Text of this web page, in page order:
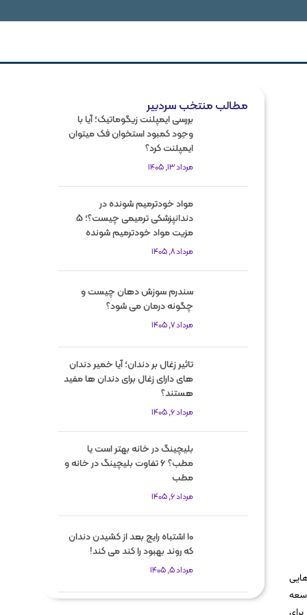
مطالب منتخب سردبیر
بررسی ایمپلنت زیگوماتیک؛ آیا با
وجود کمبود استخوان فک میتوان
ایمپلنت کرد؟
مرداد 13, 1405
مواد خودترمیم شونده در
دندانپزشکی ترمیمی چیست؟؛ 5
مزیت مواد خودترمیم شونده
مرداد 8, 1405
سندرم سوزش دهان چیست و
چگونه درمان می شود؟
مرداد 7, 1405
تاثیر زغال بر دندان؛ آیا خمیر دندان
های دارای زغال برای دندان ها مفید
هستند؟
مرداد 6, 1405
بلیچینگ در خانه بهتر است یا
مطب؟ 6 تفاوت بلیچینگ در خانه و
مطب
مرداد 6, 1405
10 اشتباه رایج بعد از کشیدن دندان
که روند بهبود را کند می کند!
مرداد 5, 1405